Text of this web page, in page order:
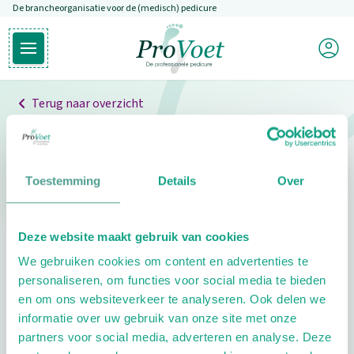
Toestemming Details Over
Deze website maakt gebruik van cookies
We gebruiken cookies om content en advertenties te
personaliseren, om functies voor social media te bieden
en om ons websiteverkeer te analyseren. Ook delen we
informatie over uw gebruik van onze site met onze
partners voor social media, adverteren en analyse. Deze
Overslaan en naar de inhoud gaan
De brancheorganisatie voor de (medisch) pedicure
Open hoofdmenu
Ga naar de homepagina
Mijn
Terug naar overzicht
Professionals
Pedicure niet gevonden
pedicure.